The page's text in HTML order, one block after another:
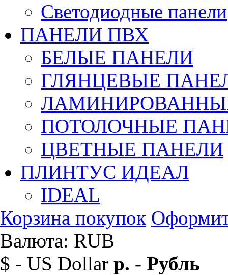
Светодиодные панели
ПАНЕЛИ ПВХ
БЕЛЫЕ ПАНЕЛИ
ГЛЯНЦЕВЫЕ
ПОТОЛОЧНЫЕ
ЦВЕТНЫЕ ПАНЕЛИ
ПЛИНТУС ИДЕАЛ
IDEAL
Корзина покупок
Валюта: RUB
$ - US Dollar р. - Рубль